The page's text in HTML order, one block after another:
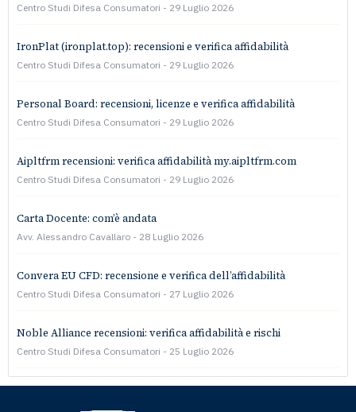
Centro Studi Difesa Consumatori 29 Luglio 2026
IronPlat (ironplat.top): recensioni e verifica affidabilità
Centro Studi Difesa Consumatori 29 Luglio 2026
Personal Board: recensioni, licenze e verifica affidabilità
Centro Studi Difesa Consumatori 29 Luglio 2026
Aipltfrm recensioni: verifica affidabilità my.aipltfrm.com
Centro Studi Difesa Consumatori 29 Luglio 2026
Carta Docente: com’è andata
Avv. Alessandro Cavallaro 28 Luglio 2026
Convera EU CFD: recensione e verifica dell’affidabilità
Centro Studi Difesa Consumatori 27 Luglio 2026
Noble Alliance recensioni: verifica affidabilità e rischi
Centro Studi Difesa Consumatori 25 Luglio 2026